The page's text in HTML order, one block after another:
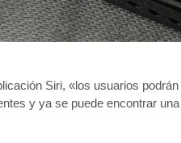
Siri, «los usuarios
y ya se puede encontrar